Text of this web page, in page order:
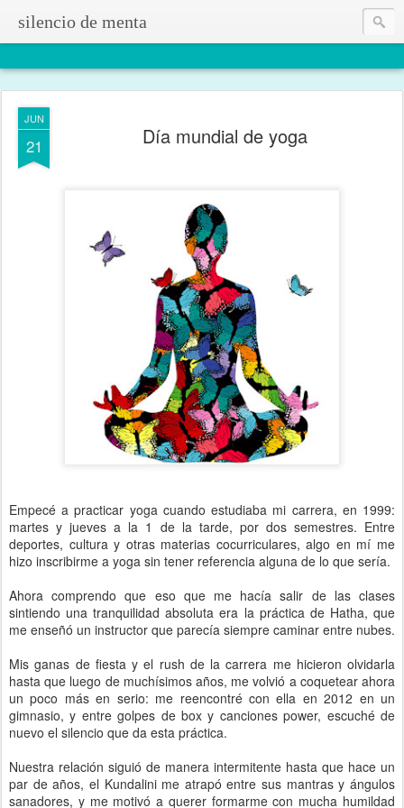
silencio de menta
JUN
21 Día mundial de yoga
Empecé a practicar yoga cuando estudiaba mi carrera, en 1999:
martes y jueves a la 1 de la tarde, por dos semestres. Entre
deportes, cultura y otras materias cocurriculares, algo en mí me
hizo inscribirme a yoga sin tener referencia alguna de lo que sería.
Ahora comprendo que eso que me hacía salir de las clases
sintiendo una tranquilidad absoluta era la práctica de Hatha, que
me enseñó un instructor que parecía siempre caminar entre nubes.
Mis ganas de fiesta y el rush de la carrera me hicieron olvidarla
hasta que luego de muchísimos años, me volvió a coquetear ahora
un poco más en serio: me reencontré con ella en 2012 en un
gimnasio, y entre golpes de box y canciones power, escuché de
nuevo el silencio que da esta práctica.
Nuestra relación siguió de manera intermitente hasta que hace un
par de años, el Kundalini me atrapó entre sus mantras y ángulos
sanadores, y me motivó a querer formarme con mucha humildad